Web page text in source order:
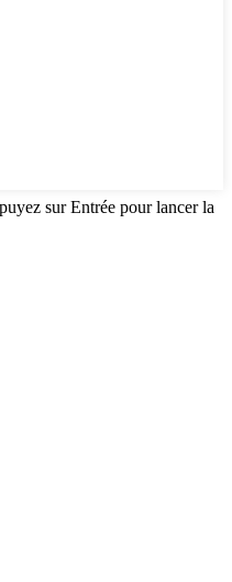
sur Entrée pour lancer la